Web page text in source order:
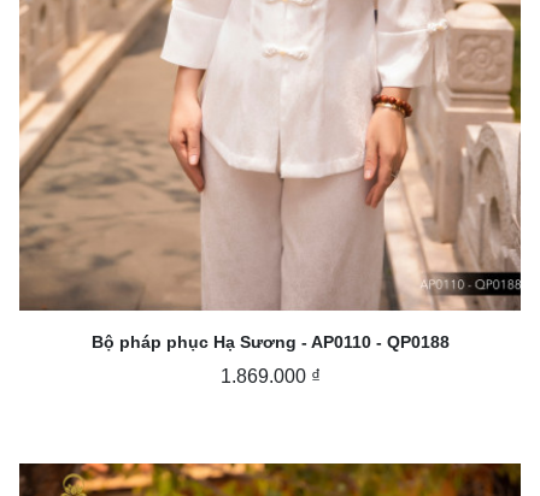
Bộ pháp phục Hạ Sương - AP0110 - QP0188
1.869.000 ₫